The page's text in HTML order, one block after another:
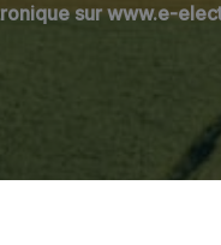
sur www.e-